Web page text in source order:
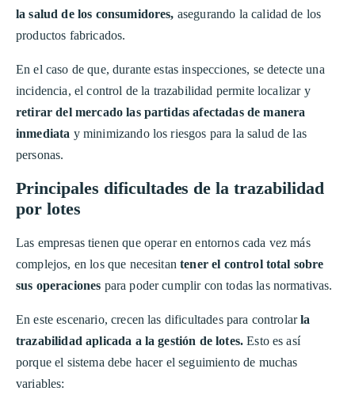
la salud de los consumidores, asegurando la calidad de los
productos fabricados.
En el caso de que, durante estas inspecciones, se detecte una
incidencia, el control de la trazabilidad permite localizar y
retirar del mercado las partidas afectadas de manera
inmediata y minimizando los riesgos para la salud de las
personas.
Principales dificultades de la trazabilidad
por lotes
Las empresas tienen que operar en entornos cada vez más
complejos, en los que necesitantener el control total sobre
sus operaciones para poder cumplir con todas las normativas.
En este escenario, crecen las dificultades para controlarla
trazabilidad aplicada a la gestión de lotes.Esto es así
porque el sistema debe hacer el seguimiento de muchas
variables: